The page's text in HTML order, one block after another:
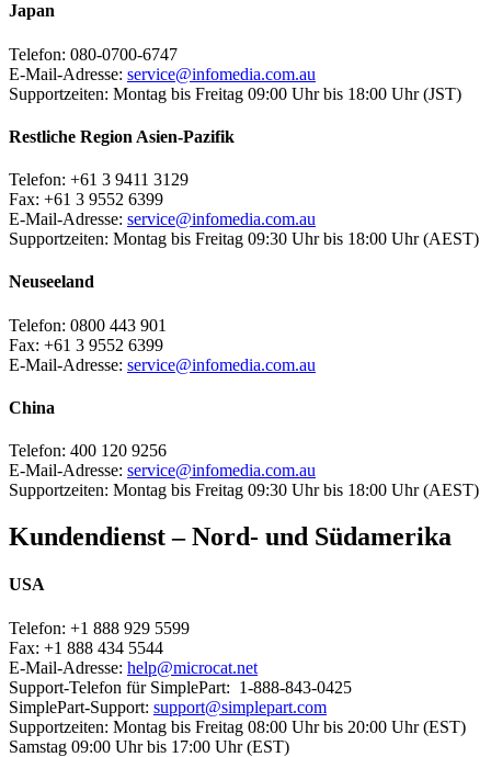
Japan
Telefon: 080-0700-6747
E-Mail-Adresse: service@infomedia.com.au
Supportzeiten: Montag bis Freitag 09:00 Uhr bis 18:00 Uhr (JST)
Restliche Region Asien-Pazifik
Telefon: +61 3 9411 3129
Fax: +61 3 9552 6399
E-Mail-Adresse: service@infomedia.com.au
Supportzeiten: Montag bis Freitag 09:30 Uhr bis 18:00 Uhr (AEST)
Neuseeland
Telefon: 0800 443 901
Fax: +61 3 9552 6399
E-Mail-Adresse: service@infomedia.com.au
China
Telefon: 400 120 9256
E-Mail-Adresse: service@infomedia.com.au
Supportzeiten: Montag bis Freitag 09:30 Uhr bis 18:00 Uhr (AEST)
Kundendienst – Nord- und Südamerika
USA
Telefon: +1 888 929 5599
Fax: +1 888 434 5544
E-Mail-Adresse: help@microcat.net
Support-Telefon für SimplePart: 1-888-843-0425
SimplePart-Support: support@simplepart.com
Supportzeiten: Montag bis Freitag 08:00 Uhr bis 20:00 Uhr (EST)
Samstag 09:00 Uhr bis 17:00 Uhr (EST)